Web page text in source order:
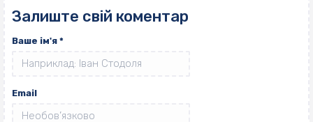
Залиште свій коментар
Ваше ім'я *
Email